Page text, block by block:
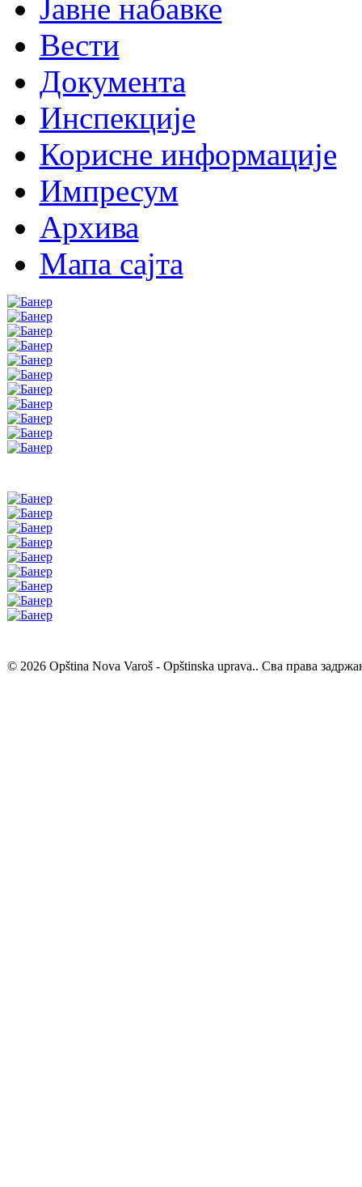
Јавне набавке
Вести
Документа
Инспекције
Корисне информације
Импресум
Архива
Мапа сајта
© 2026 Opština Nova Varoš - Opštinska uprava.. Сва права